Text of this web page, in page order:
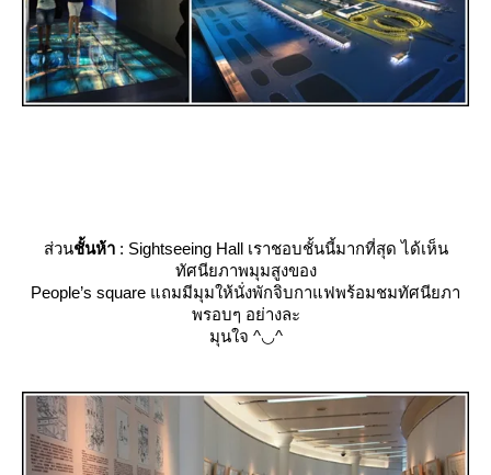
ส่วนชั้นห้า: Sightseeing Hall เราชอบชั้นนี้มากที่สุด ได้เห็น
ทัศนียภาพมุมสูงของ
People’s square แถมมีมุมให้นั่งพักจิบกาแฟพร้อมชมทัศนียภา
พรอบๆ อย่างละ
มุนใจ ^◡^